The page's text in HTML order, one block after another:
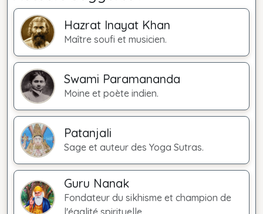
Hazrat Inayat Khan
Maître soufi et musicien.
Swami Paramananda
Moine et poète indien.
Patanjali
Sage et auteur des Yoga Sutras.
Guru Nanak
Fondateur du sikhisme et champion de
l'égalité spirituelle.